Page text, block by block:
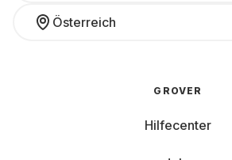
Österreich
GROVER
Hilfecenter